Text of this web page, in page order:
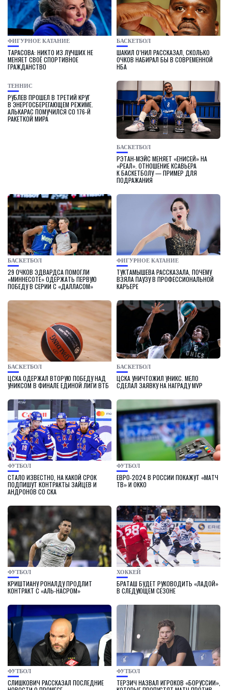
ФИГУРНОЕ КАТАНИЕ
ТАРАСОВА: НИКТО ИЗ ЛУЧШИХ НЕ
МЕНЯЕТ СВОЁ СПОРТИВНОЕ
ГРАЖДАНСТВО
БАСКЕТБОЛ
ШАКИЛ О’НИЛ РАССКАЗАЛ, СКОЛЬКО
ОЧКОВ НАБИРАЛ БЫ В СОВРЕМЕННОЙ
НБА
ТЕННИС
РУБЛЕВ ПРОШЕЛ В ТРЕТИЙ КРУГ
В ЭНЕРГОСБЕРЕГАЮЩЕМ РЕЖИМЕ.
АЛЬКАРАС ПОМУЧИЛСЯ СО 176-Й
РАКЕТКОЙ МИРА
БАСКЕТБОЛ
РЭТАН-МЭЙС МЕНЯЕТ «ЕНИСЕЙ» НА
«РЕАЛ». ОТНОШЕНИЕ КСАВЬЕРА
К БАСКЕТБОЛУ — ПРИМЕР ДЛЯ
ПОДРАЖАНИЯ
БАСКЕТБОЛ
29 ОЧКОВ ЭДВАРДСА ПОМОГЛИ
«МИННЕСОТЕ» ОДЕРЖАТЬ ПЕРВУЮ
ПОБЕДУ В СЕРИИ С «ДАЛЛАСОМ»
ФИГУРНОЕ КАТАНИЕ
ТУКТАМЫШЕВА РАССКАЗАЛА, ПОЧЕМУ
ВЗЯЛА ПАУЗУ В ПРОФЕССИОНАЛЬНОЙ
КАРЬЕРЕ
БАСКЕТБОЛ
ЦСКА ОДЕРЖАЛ ВТОРУЮ ПОБЕДУ НАД
УНИКСОМ В ФИНАЛЕ ЕДИНОЙ ЛИГИ ВТБ
БАСКЕТБОЛ
ЦСКА УНИЧТОЖИЛ УНИКС. МЕЛО
СДЕЛАЛ ЗАЯВКУ НА НАГРАДУ MVP
ФУТБОЛ
СТАЛО ИЗВЕСТНО, НА КАКОЙ СРОК
ПОДПИШУТ КОНТРАКТЫ ЗАЙЦЕВ И
АНДРОНОВ СО СКА
ФУТБОЛ
ЕВРО-2024 В РОССИИ ПОКАЖУТ «МАТЧ
ТВ» И OKKO
ФУТБОЛ
КРИШТИАНУ РОНАЛДУ ПРОДЛИТ
КОНТРАКТ С «АЛЬ-НАСРОМ»
ХОККЕЙ
БРАТАШ БУДЕТ РУКОВОДИТЬ «ЛАДОЙ»
В СЛЕДУЮЩЕМ СЕЗОНЕ
ФУТБОЛ
СЛИШКОВИЧ РАССКАЗАЛ ПОСЛЕДНИЕ
ФУТБОЛ
ТЕРЗИЧ НАЗВАЛ ИГРОКОВ «БОРУССИИ»,